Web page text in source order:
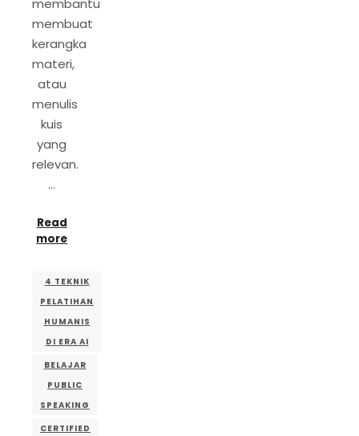
membantu
membuat
kerangka
materi,
atau
menulis
kuis
yang
relevan.
…
Read
more
4 TEKNIK
PELATIHAN
HUMANIS
DI ERA AI
BELAJAR
PUBLIC
SPEAKING
CERTIFIED